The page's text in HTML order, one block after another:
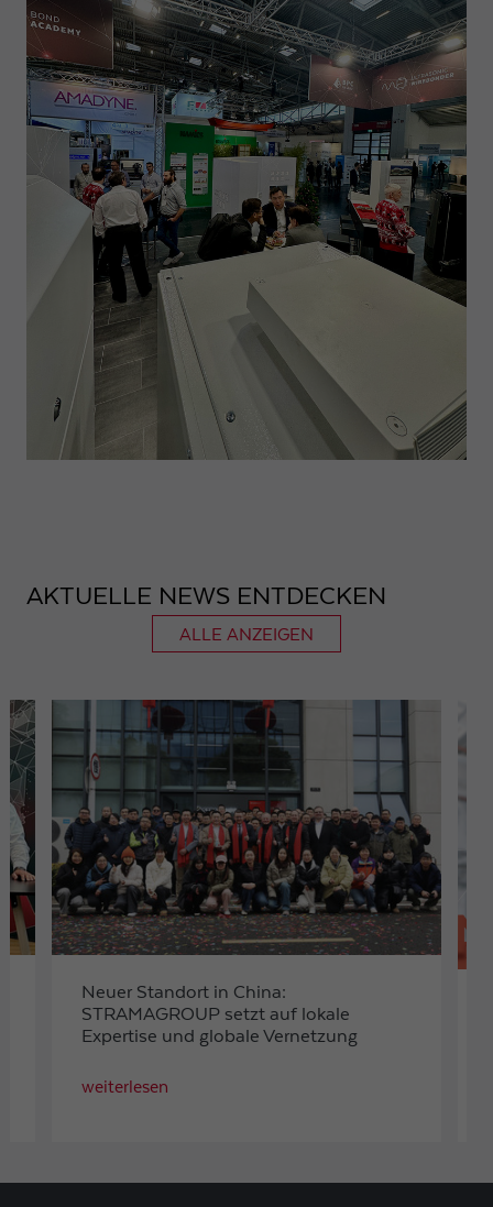
AKTUELLE NEWS ENTDECKEN
ALLE ANZEIGEN
#PowerfullInSynergy
@STRAMAGROUP auf der automatica
2025